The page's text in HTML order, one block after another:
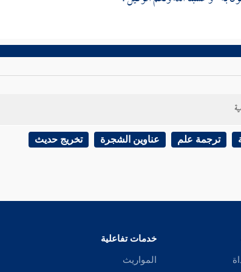
ترجمة علم عناوين الشجرة تخريج حديث
خدمات تفاعلية
المواريث